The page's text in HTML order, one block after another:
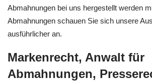
Abmahnungen bei uns hergestellt werden
Abmahnungen schauen Sie sich unsere
ausführlicher an.
Markenrecht, Anwalt für
Abmahnungen,